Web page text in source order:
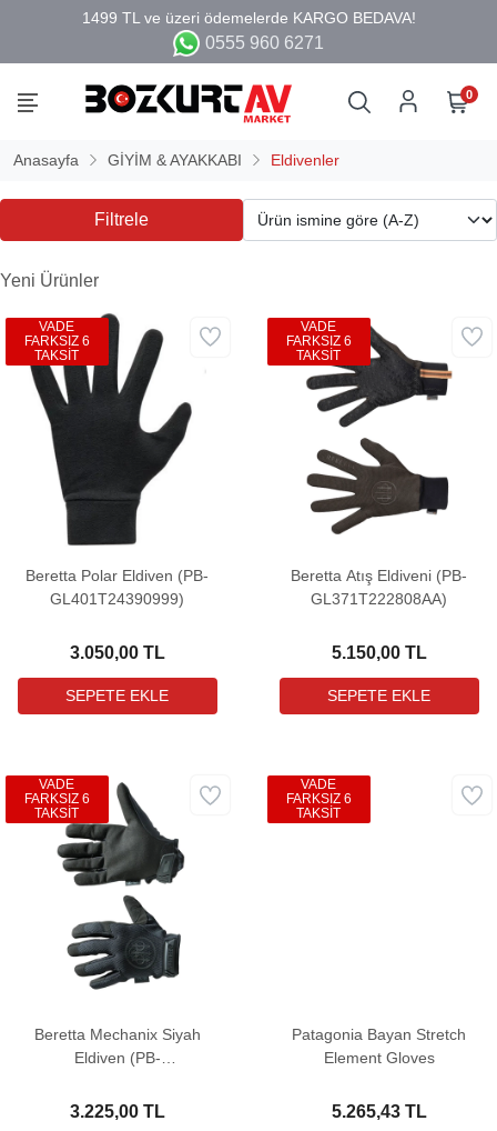
0555 960 6271
0
Anasayfa GİYİM & AYAKKABI Eldivenler
Filtrele
Yeni Ürünler
Beretta Polar Eldiven (PB-
GL401T24390999)
3.050,00 TL
VADE
FARKSIZ 6
TAKSİT
Beretta Atış Eldiveni (PB-
GL371T222808AA)
5.150,00 TL
VADE
FARKSIZ 6
TAKSİT
Beretta Mechanix Siyah
Eldiven (PB-
3.225,00 TL
VADE
FARKSIZ 6
TAKSİT
Patagonia Bayan Stretch
Element Gloves
5.265,43 TL
VADE
FARKSIZ 6
TAKSİT